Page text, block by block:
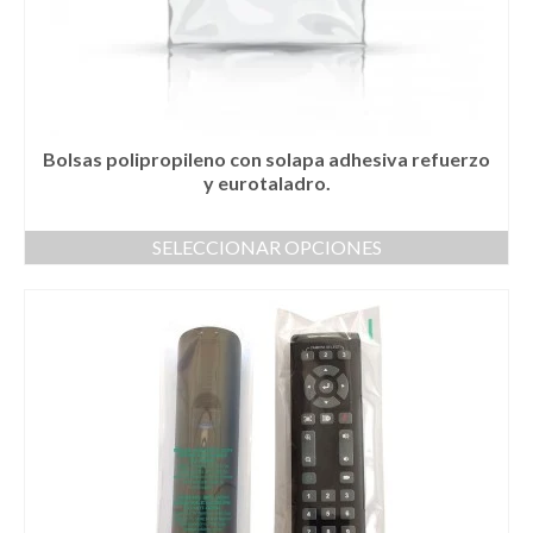
producto
Bolsas polipropileno con solapa adhesiva refuerzo
y eurotaladro.
SELECCIONAR OPCIONES
tiene
múltiples
variantes.
Las
opciones
pueden
elegir